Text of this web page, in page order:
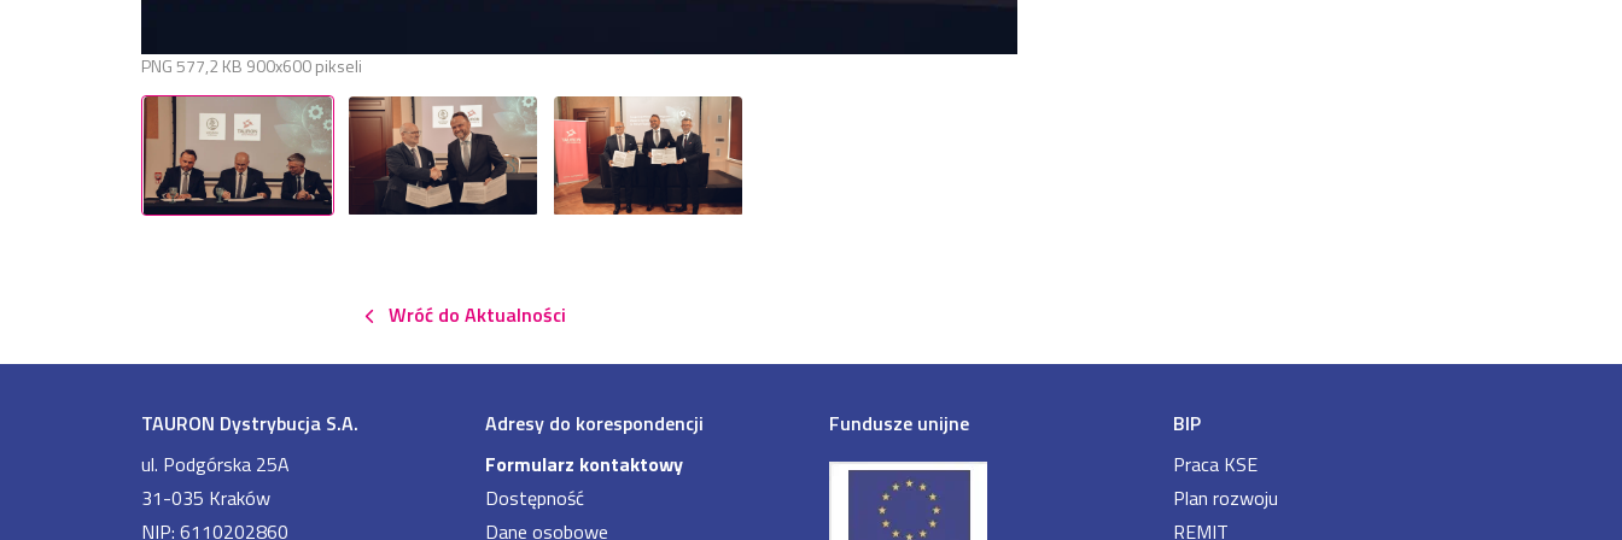
PNG577,2 KB 900x600 pikseli
Wróć do Aktualności
TAURON Dystrybucja S.A.
ul. Podgórska 25A
31-035 Kraków
NIP: 6110202860
Adresy do korespondencji
Formularz kontaktowy
Dostępność
Dane osobowe
Fundusze unijne
BIP
Praca KSE
Plan rozwoju
REMIT